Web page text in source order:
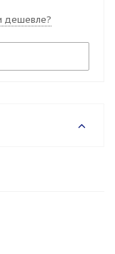
дешевле?